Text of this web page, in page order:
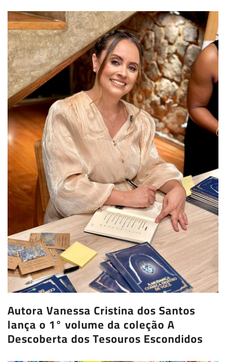
Autora Vanessa Cristina dos Santos
lança o 1° volume da coleção A
Descoberta dos Tesouros Escondidos